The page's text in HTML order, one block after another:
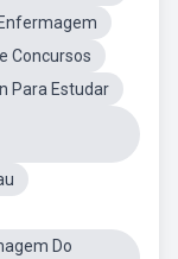
Concursos
Para Estudar
Do